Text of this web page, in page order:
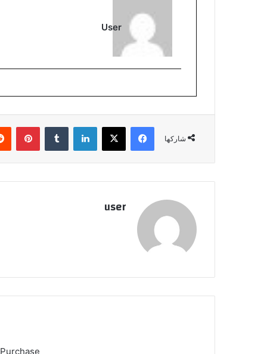
User
شاركها
فيسبوك ‫X لينكدإن
user